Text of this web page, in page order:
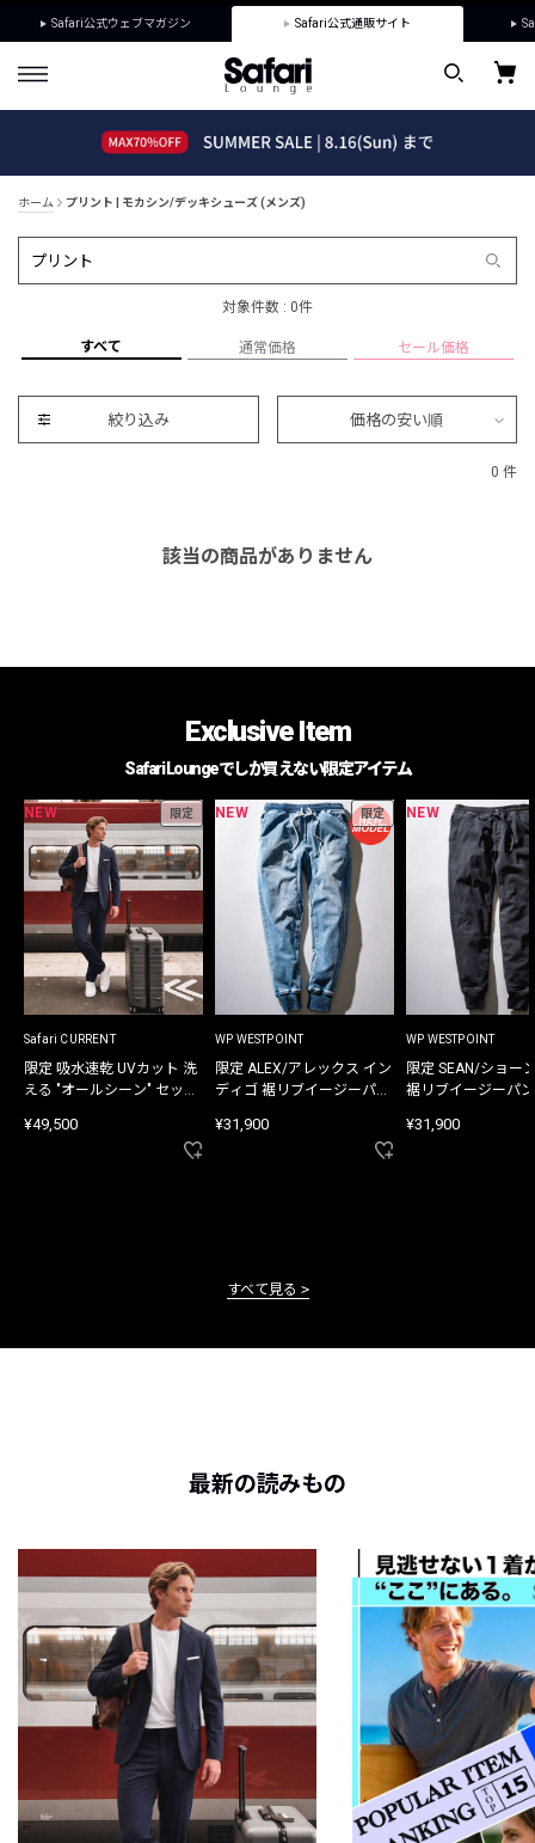
Safari公式ウェブマガジン Safari公式通販サイト
ホーム プリント | モカシン/デッキシューズ (メンズ)
対象件数 : 0件
すべて 通常価格 セール価格
絞り込み 価格の安い順
0 件
該当の商品がありません
Exclusive Item
Safari Loungeでしか買えない限定アイテム
NEW 限定
Safari CURRENT
限定 吸水速乾 UVカット 洗
える "オールシーン" セット
¥49,500
NEW 限定
WP WESTPOINT
限定 ALEX/アレックス イン
ディゴ 裾リブイージーパン
¥31,900
NEW
WP WESTPOINT
限定 SEAN/ショー
裾リブイージーパ
¥31,900
すべて見る
最新の読みもの